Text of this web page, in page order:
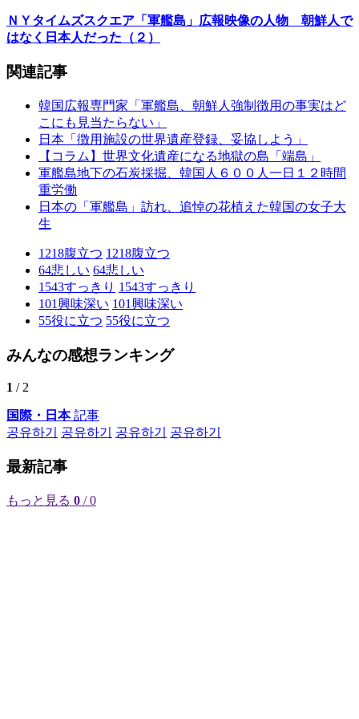
ＮＹタイムズスクエア「軍艦島」広報映像の人物 朝鮮人で
はなく日本人だった（２）
関連記事
韓国広報専門家「軍艦島、朝鮮人強制徴用の事実はど
こにも見当たらない」
日本「徴用施設の世界遺産登録、妥協しよう」
【コラム】世界文化遺産になる地獄の島「端島」
軍艦島地下の石炭採掘、韓国人６００人一日１２時間
重労働
日本の「軍艦島」訪れ、追悼の花植えた韓国の女子大
生
1218腹立つ 1218腹立つ
64悲しい 64悲しい
1543すっきり 1543すっきり
101興味深い 101興味深い
55役に立つ 55役に立つ
みんなの感想ランキング
1 / 2
国際・日本記事
공유하기
공유하기 공유하기 공유하기
最新記事
もっと見る 0 / 0